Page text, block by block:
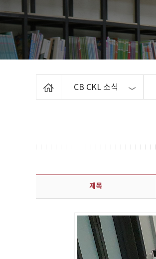
CB CKL 소식
콘텐츠이슈 상세보기 - 제목, 담당부서, 담당자, 담당연락처, 내용, 첨부파일 정보 제공
제목